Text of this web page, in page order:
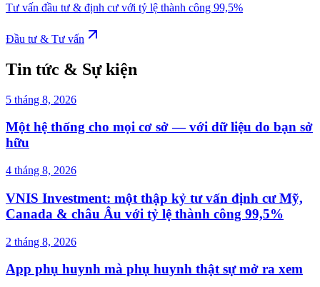
Tư vấn đầu tư & định cư với tỷ lệ thành công 99,5%
Đầu tư & Tư vấn
Tin tức & Sự kiện
5 tháng 8, 2026
Một hệ thống cho mọi cơ sở — với dữ liệu do bạn sở
hữu
4 tháng 8, 2026
VNIS Investment: một thập kỷ tư vấn định cư Mỹ,
Canada & châu Âu với tỷ lệ thành công 99,5%
2 tháng 8, 2026
App phụ huynh mà phụ huynh thật sự mở ra xem